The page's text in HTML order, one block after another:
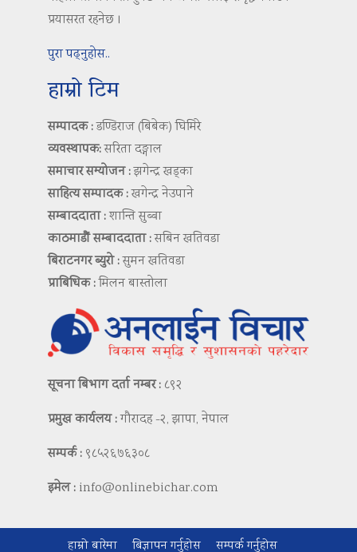
प्रयासरत रहनेछ ।
पुरा पढ्नुहोस..
हाम्रो टिम
सम्पादक :डण्डिराज (बिबेक) घिमिरे
व्यवस्थापक:सरिता दङ्गाल
समाचार सम्योजन :झगेन्द्र खड्का
साहित्य सम्पादक :खगेन्द्र नेउपाने
सम्बाददाता :शान्ति सुब्बा
काठमाडौं सम्बाददाता :सबिन खतिवडा
बिराटनगर ब्युरो :सुमन खतिवडा
प्राबिधिक :मिलन बास्तोला
सूचना बिभाग दर्ता नम्बर : ८९२
प्रमुख कार्यलय :गौरादह -२, झापा, नेपाल
सम्पर्क : ९८५२६७६३०८
इमेल : info@onlinebichar.com
हाम्रो बारेमा बिज्ञापन गर्नुहोस सम्पर्क गर्नुहोस